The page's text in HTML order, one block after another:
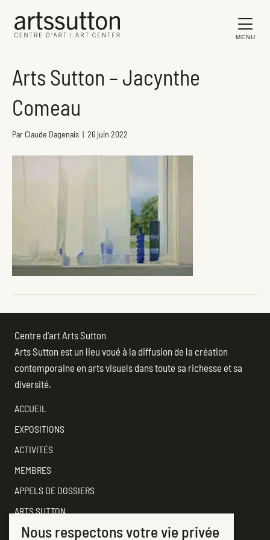
MENU
Arts Sutton – Jacynthe
Comeau
ParClaude Dagenais | 26 juin 2022
Centre d'art Arts Sutton
Arts Sutton est un lieu voué à la diffusion de la création
contemporaine en arts visuels dans toute sa richesse et sa
diversité.
ACCUEIL
EXPOSITIONS
ACTIVITÉS
MEMBRES
APPELS DE DOSSIERS
ARTS SUTTON
SOUTENEZ
Nous respectons votre vie privée